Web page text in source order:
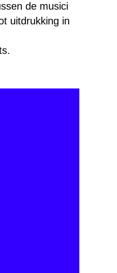
de musici
uitdrukking in